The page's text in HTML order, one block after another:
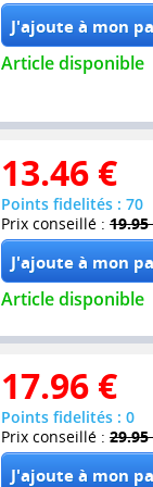
Article disponible
13.46 €
Points fidelités : 70
Prix conseillé : 19.95
Article disponible
17.96 €
Points fidelités : 0
Prix conseillé : 29.95